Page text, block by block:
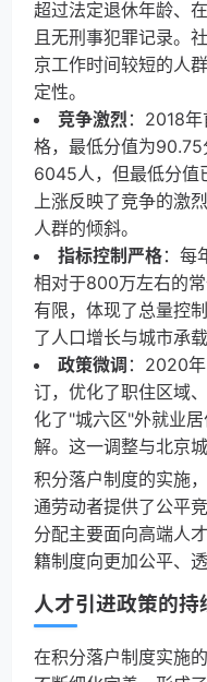
超过法定退休年龄、
且无刑事犯罪记录。
京工作时间较短的人
定性。
竞争激烈 ：2018
格，最低分值为
6045人，但最低分值
上涨反映了竞争的激
人群的倾斜。
指标控制严格：每
相对于800万左右的
有限，体现了总量控
了人口增长与城市承
政策微调 ：2020
订，优化了职住区域
化了"城六区"外就业
解。这一调整与北京
积分落户制度的实施
通劳动者提供了公平
分配主要面向高端人
籍制度向更加公平、
人才引进政策的持
在积分落户制度实施